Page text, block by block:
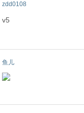
zdd0108
v5
鱼儿